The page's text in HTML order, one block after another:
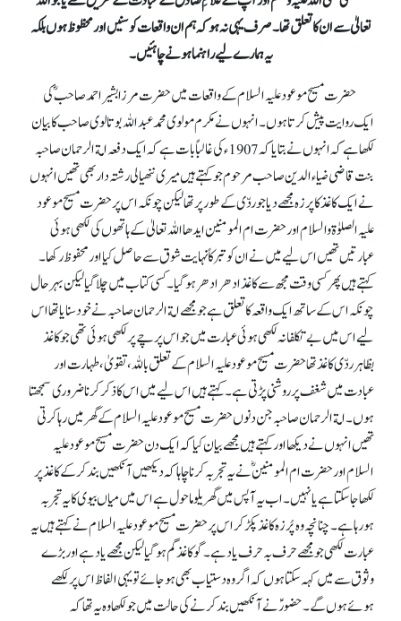
تعالیٰ سے ان کا تعلق تھا۔ صرف یہی نہ ہو کہ ہم ان واقعات کو سنیں اور محظوظ ہوں بلکہ
یہ ہمارے لیے راہنما ہونے چاہئیں۔
حضرت مسیح موعود علیہ السلام کے واقعات میں حضرت مرزا بشیر احمد صاحبؓ کی
ایک روایت پیش کرتا ہوں۔انہوں نے مکرم مولوی محمد عبد اللہ بوتالوی صاحب کابیان
لکھا ہے کہ انہوں نے بتایا کہ1907ء کی غالباً بات ہے کہ ایک دفعہ امة الرحمان صاحبہ
بنت قاضی ضیاء الدین صاحب مرحوم جو کہتے ہیں میری ننھیالی رشتہ دار بھی تھیں انہوں
نے ایک کاغذ کا پرزہ مجھے دیا جو ردّی کے طور پر تھا لیکن چونکہ اس پر حضرت مسیح موعود
علیہ الصلوٰة والسلام اور حضرت ام المومنین ایدھا اللہ تعالیٰ کے ہاتھوں کی لکھی ہوئی
عبارتیں تھیں اس لیے میں نے ان کو تبرکاً نہایت شوق سے حاصل کیا اور محفوظ رکھا۔
کہتے ہیں پھر کسی وقت مجھ سے کاغذ ادھر ادھر ہو گیا۔ کسی کتاب میں چلا گیا لیکن بہرحال
چونکہ اس کے ساتھ ایک واقعہ کاتعلق ہے جو مجھے امة الرحمان صاحبہ نے خود سنایا تھا اس
لیے اس میں بے تکلفانہ لکھی ہوئی عبارت میں جو اس پرچے پر لکھی ہوئی تھی جو کاغذ
بظاہر ردّی کاغذ تھا حضرت مسیح موعود علیہ السلام کے تعلق باللہ، تقویٰ، طہارت اور
عبادت میں شغف پر روشنی پڑتی ہے۔ کہتے ہیں اس لیے میں اس کا ذکر کرنا ضروری سمجھتا
ہوں۔ امةالرحمان صاحبہ جن دنوں حضرت مسیح موعود علیہ السلام کے گھر میں رہا کرتی
تھیں انہوں نے دیکھا اور کہتے ہیں مجھے بیان کیا کہ ایک دن حضرت مسیح موعود علیہ
السلام اور حضرت ام المومنینؓ نے یہ تجربہ کرنا چاہا کہ دیکھیں آنکھیں بند کر کے کاغذ پر
لکھا جا سکتا ہے یا نہیں۔ اب یہ آپس میں گھریلو ماحول ہے اس میں میاں بیوی کا یہ تجربہ
ہورہا ہے۔چنانچہ وہ پُرزہ کاغذ پکڑ کر اس پر حضرت مسیح موعود علیہ السلام نے کہتے ہیں یہ
عبارت لکھی جو مجھے حرف بہ حرف یاد ہے۔ گو کاغذ گم ہو گیا لیکن مجھے یاد ہے اور بڑے
وثوق سے میں کہہ سکتا ہوں کہ اگر وہ دستیاب بھی ہو جائے تو یہی الفاظ اس پر لکھے
ہوئے ہوں گے۔ حضورؑ نے آنکھیں بند کرنے کی حالت میں جو لکھا وہ یہ تھا کہ